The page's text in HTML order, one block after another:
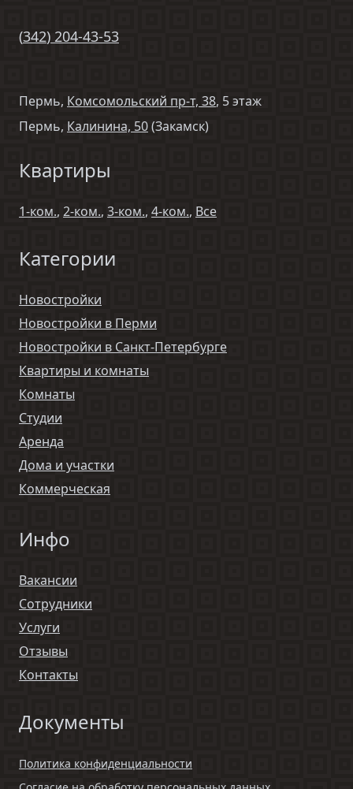
(342) 204-43-53
Пермь, Комсомольский пр-т, 38, 5 этаж
Пермь, Калинина, 50(Закамск)
Квартиры
1-ком., 2-ком., 3-ком., 4-ком., Все
Категории
Новостройки
Новостройки в Перми
Новостройки в Санкт-Петербурге
Квартиры и комнаты
Комнаты
Студии
Аренда
Дома и участки
Коммерческая
Инфо
Вакансии
Сотрудники
Услуги
Отзывы
Контакты
Документы
Политика конфиденциальности